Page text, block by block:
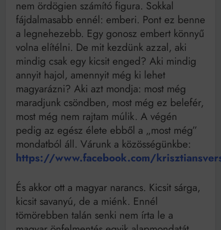
nem ördögien számító figura. Sokkal
fájdalmasabb ennél: emberi. Pont ez benne
a legnehezebb. Egy gonosz embert könnyű
volna elítélni. De mit kezdünk azzal, aki
mindig csak egy kicsit enged? Aki mindig
annyit hajol, amennyit még ki lehet
magyarázni? Aki azt mondja: most még
maradjunk csöndben, most még ez belefér,
most még nem rajtam múlik. A végén
pedig az egész élete ebből a „most még”
mondatból áll. Várunk a közösségünkbe:
https://www.facebook.com/
És akkor ott a magyar narancs. Kicsit sárga,
kicsit savanyú, de a miénk. Ennél
tömörebben talán senki nem írta le a